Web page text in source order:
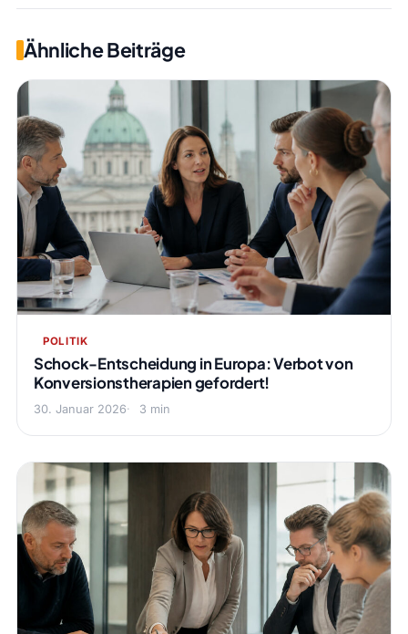
Ähnliche Beiträge
POLITIK
Schock-Entscheidung in Europa: Verbot von
Konversionstherapien gefordert!
30. Januar 2026 3 min